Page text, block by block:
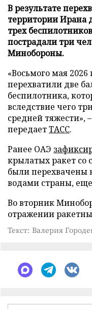
В результате
территории Ирана
трех
пострадали три
Минобороны.
«Восьмого мая
перехватили две
беспилотника,
вследствие чего
средней тяжести»,
передаетТАСС.
Ранее ОАЭ
крылатых ракет со
были перехвачены
водами страны,
Во вторник
отражении
Текст: Валерия